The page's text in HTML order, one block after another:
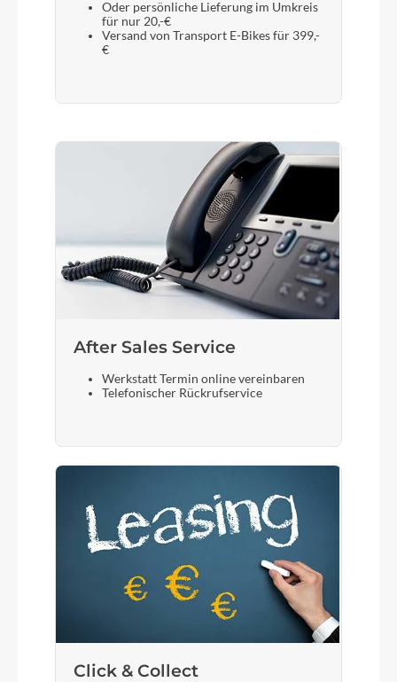
Cable Routing, 31.6mm
Oder persönliche Lieferung im Umkreis
für nur 20,-€
Versand von Transport E-Bikes für 399,-
€
After Sales Service
Werkstatt Termin online vereinbaren
Telefonischer Rückrufservice
Click & Collect